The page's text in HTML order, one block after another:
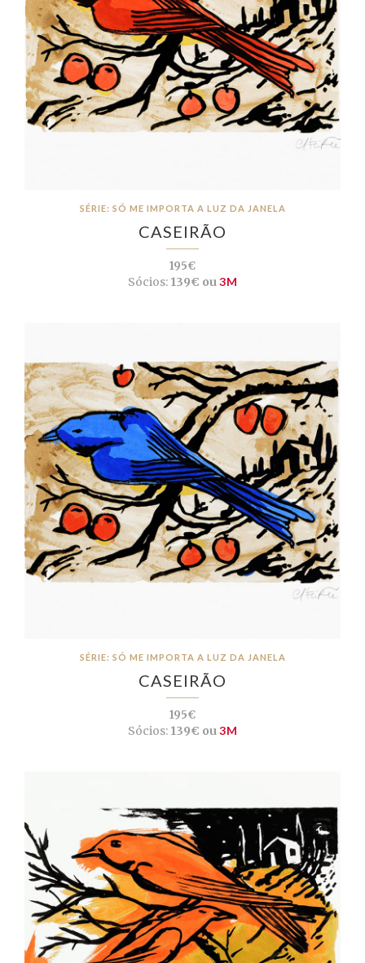
SÉRIE: SÓ ME IMPORTA A LUZ DA JANELA
CASEIRÃO
195€
Sócios:139€ ou3M
SÉRIE: SÓ ME IMPORTA A LUZ DA JANELA
CASEIRÃO
195€
Sócios:139€ ou3M